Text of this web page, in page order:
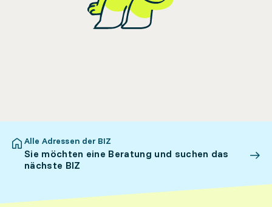
Alle Adressen der BIZ
Sie möchten eine Beratung und suchen das
nächste BIZ